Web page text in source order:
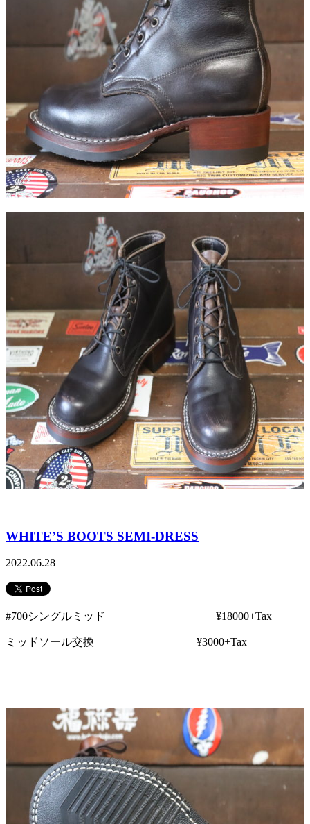
WHITE’S BOOTS SEMI-DRESS
2022.06.28
#700シングルミッド ¥18000+Tax
ミッドソール交換 ¥3000+Tax